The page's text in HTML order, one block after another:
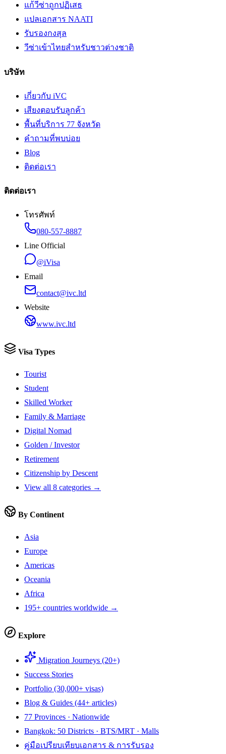
แก้วีซ่าถูกปฏิเสธ
แปลเอกสาร NAATI
รับรองกงสุล
วีซ่าเข้าไทยสำหรับชาวต่างชาติ
บริษัท
เกี่ยวกับ iVC
เสียงตอบรับลูกค้า
พื้นที่บริการ 77 จังหวัด
คำถามที่พบบ่อย
Blog
ติดต่อเรา
ติดต่อเรา
โทรศัพท์
080-557-8887
Line Official
@iVisa
Email
contact@ivc.ltd
Website
www.ivc.ltd
Visa Types
Tourist
Student
Skilled Worker
Family & Marriage
Digital Nomad
Golden / Investor
Retirement
Citizenship by Descent
View all 8 categories →
By Continent
Asia
Europe
Americas
Oceania
Africa
195+ countries worldwide →
Explore
Migration Journeys (20+)
Success Stories
Portfolio (30,000+ visas)
Blog & Guides (44+ articles)
77 Provinces · Nationwide
Bangkok: 50 Districts · BTS/MRT · Malls
คู่มือเปรียบเทียบเอกสาร & การรับรอง